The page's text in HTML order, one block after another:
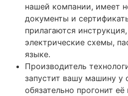
нашей компании, имеет
документы и
прилагаются
электрические схемы,
языке.
Производитель
запустит вашу машину у
обязательно прогонит